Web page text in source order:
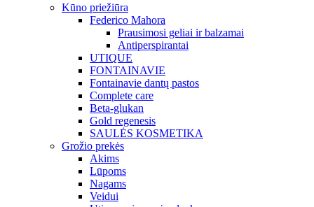
Kūno priežiūra
Federico Mahora
Prausimosi geliai ir balzamai
Antiperspirantai
UTIQUE
FONTAINAVIE
Fontainavie dantų pastos
Complete care
Beta-glukan
Gold regenesis
SAULĖS KOSMETIKA
Grožio prekės
Akims
Lūpoms
Nagams
Veidui